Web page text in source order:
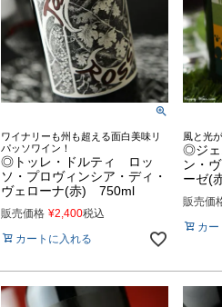
ワイナリーも州も超える面白美味リ
パッソワイン！
◎トッレ・ドルティ ロッ
ソ・プロヴィンシア・ディ・
ヴェローナ(赤) 750ml
販売価格 ¥2,400税込
カートに入れる
風と光
◎ジェ
ン・
ーゼ(
販売価
カー